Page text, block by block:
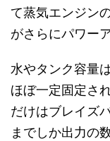
て蒸気エンジン
がさらにパワー
水やタンク容量
ほぼ一定固定さ
だけはブレイズ
までしか出力の